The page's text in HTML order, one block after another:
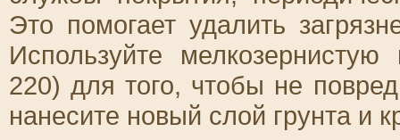
Это помогает удалить
Используйте
220) для того, чтобы не
нанесите новый слой грунта и